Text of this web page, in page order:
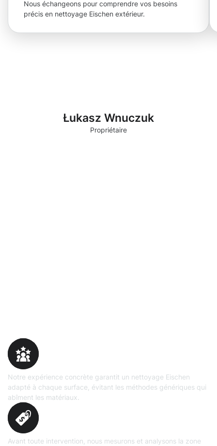
Nous échangeons pour comprendre vos besoins
précis en nettoyage Eischen extérieur.
Notre expérience concrète garantit un nettoyage Eischen
adapté à chaque surface, évitant les méthodes génériques qui
abîment les matériaux.
Avant toute intervention, nous mesurons et analysons la zone
Łukasz Wnuczuk
Propriétaire